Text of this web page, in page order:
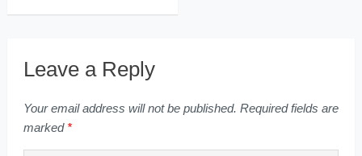
Leave a Reply
Your email address will not be published. Required fields are
marked *